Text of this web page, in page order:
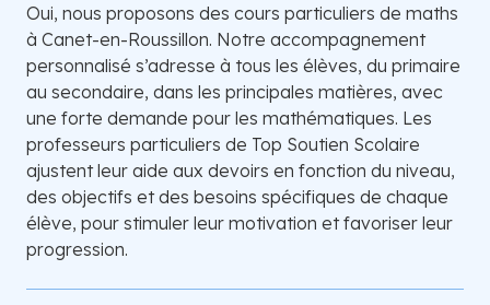
Oui, nous proposons des cours particuliers de maths
à Canet-en-Roussillon. Notre accompagnement
personnalisé s’adresse à tous les élèves, du primaire
au secondaire, dans les principales matières, avec
une forte demande pour les mathématiques. Les
professeurs particuliers de Top Soutien Scolaire
ajustent leur aide aux devoirs en fonction du niveau,
des objectifs et des besoins spécifiques de chaque
élève, pour stimuler leur motivation et favoriser leur
progression.